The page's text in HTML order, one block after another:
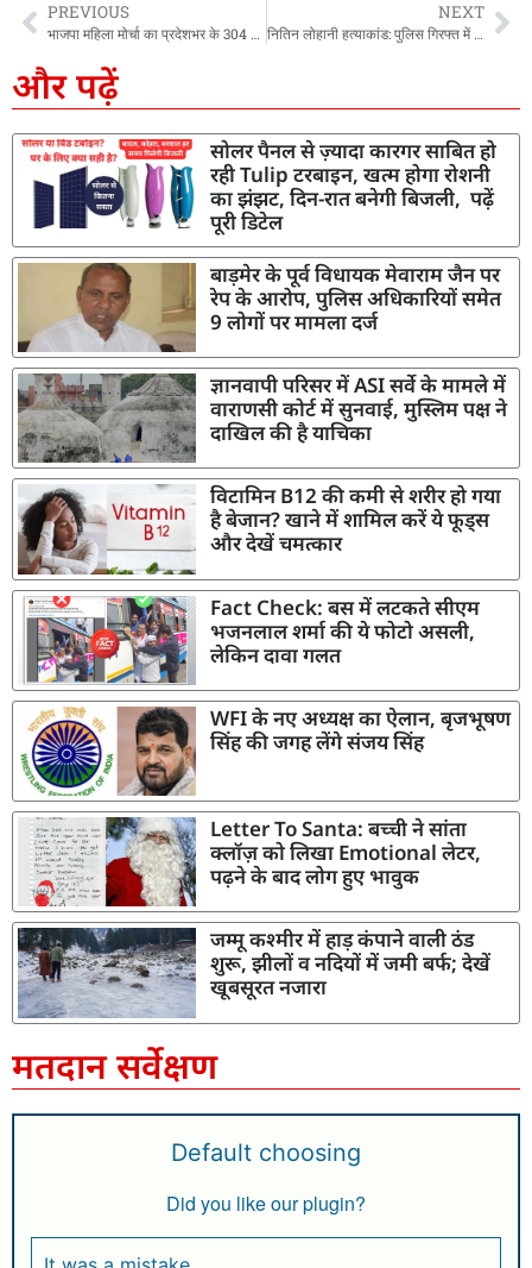
PREVIOUS
भाजपा महिला मोर्चा का प्रदेशभर के 304 मंडलों में कांग्रेस के खिलाफ जोरदार प्रदर्शन, BJP का आरोप -अंकिता हत्याकांड पर कांग्रेस फैला रही है भ्रम
NEXT
नितिन लोहानी हत्याकांड: पुलिस गिरफ्त में आरोपी पार्षद, बीजेपी ने पार्टी से निकाला
और पढ़ें
सोलर पैनल से ज़्यादा कारगर साबित हो
रही Tulip टरबाइन, खत्म होगा रोशनी
का झंझट, दिन-रात बनेगी बिजली, पढ़ें
पूरी डिटेल
बाड़मेर के पूर्व विधायक मेवाराम जैन पर
रेप के आरोप, पुलिस अधिकारियों समेत
9 लोगों पर मामला दर्ज
ज्ञानवापी परिसर में ASI सर्वे के मामले में
वाराणसी कोर्ट में सुनवाई, मुस्लिम पक्ष ने
दाखिल की है याचिका
विटामिन B12 की कमी से शरीर हो गया
है बेजान? खाने में शामिल करें ये फूड्स
और देखें चमत्कार
Fact Check: बस में लटकते सीएम
भजनलाल शर्मा की ये फोटो असली,
लेकिन दावा गलत
WFI के नए अध्यक्ष का ऐलान, बृजभूषण
सिंह की जगह लेंगे संजय सिंह
Letter To Santa: बच्ची ने सांता
क्लॉज़ को लिखा Emotional लेटर,
पढ़ने के बाद लोग हुए भावुक
जम्मू कश्मीर में हाड़ कंपाने वाली ठंड
शुरू, झीलों व नदियों में जमी बर्फ; देखें
खूबसूरत नजारा
मतदान सर्वेक्षण
Default choosing
Did you like our plugin?